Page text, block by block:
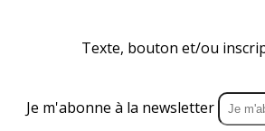
Texte, bouton et/ou
Je m'abonne à la newsletter